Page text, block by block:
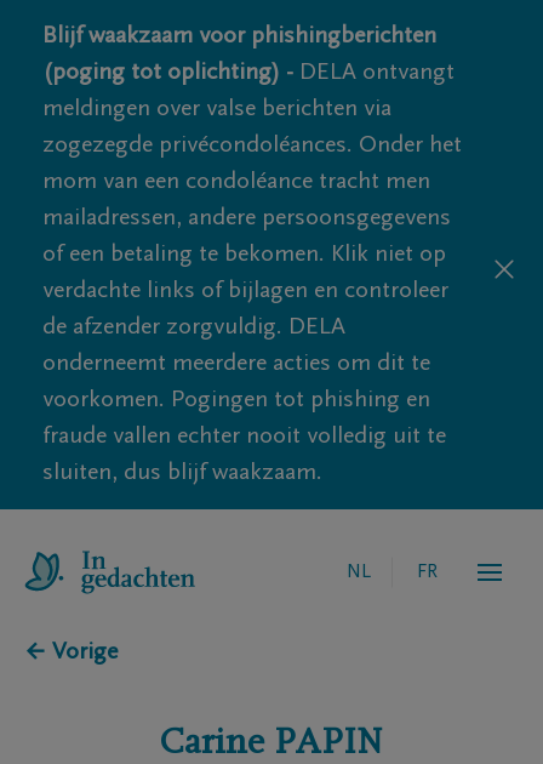
Blijf waakzaam voor phishingberichten
(poging tot oplichting) - DELA ontvangt
meldingen over valse berichten via
zogezegde privécondoléances. Onder het
mom van een condoléance tracht men
mailadressen, andere persoonsgegevens
of een betaling te bekomen. Klik niet op
verdachte links of bijlagen en controleer
de afzender zorgvuldig. DELA
onderneemt meerdere acties om dit te
voorkomen. Pogingen tot phishing en
fraude vallen echter nooit volledig uit te
sluiten, dus blijf waakzaam.
NL FR
← Vorige
Carine PAPIN